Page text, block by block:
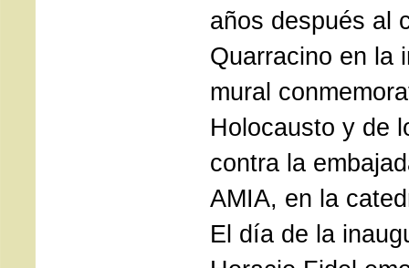
años después al
Quarracino en la
mural
Holocausto y de
contra la
AMIA, en la
El día de la